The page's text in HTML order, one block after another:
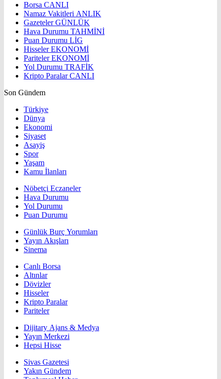
Borsa CANLI
Namaz Vakitleri ANLIK
GazetelerGÜNLÜK
Hava Durumu TAHMİNİ
Puan Durumu LİG
HisselerEKONOMİ
ParitelerEKONOMİ
Yol Durumu TRAFİK
Kripto ParalarCANLI
Son Gündem
Türkiye
Dünya
Ekonomi
Siyaset
Asayiş
Spor
Yaşam
Kamu İlanları
Nöbetçi Eczaneler
Hava Durumu
Yol Durumu
Puan Durumu
Günlük Burç Yorumları
Yayın Akışları
Sinema
Canlı Borsa
Altınlar
Dövizler
Hisseler
Kripto Paralar
Pariteler
Dijitary Ajans & Medya
Yayın Merkezi
Hepsi Hisse
Sivas Gazetesi
Yakın Gündem